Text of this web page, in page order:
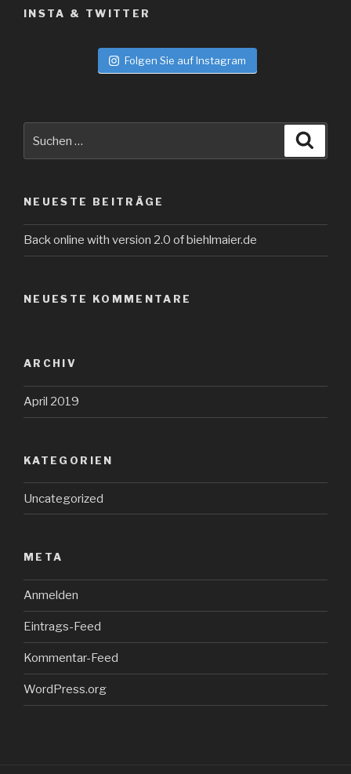
INSTA & TWITTER
Folgen Sie auf Instagram
nach:
NEUESTE BEITRÄGE
Back online with version 2.0 of biehlmaier.de
NEUESTE KOMMENTARE
ARCHIV
April 2019
KATEGORIEN
Uncategorized
META
Anmelden
Eintrags-Feed
Kommentar-Feed
WordPress.org